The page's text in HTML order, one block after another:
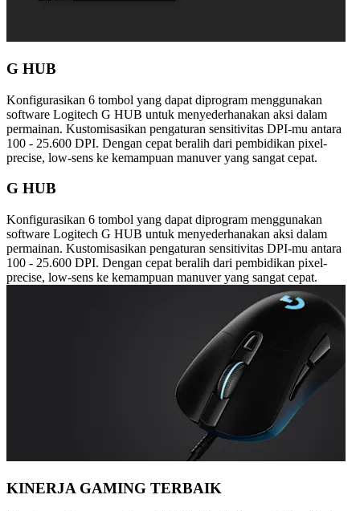
G HUB
Konfigurasikan 6 tombol yang dapat diprogram menggunakan
software Logitech G HUB untuk menyederhanakan aksi dalam
permainan. Kustomisasikan pengaturan sensitivitas DPI-mu antara
100 - 25.600 DPI. Dengan cepat beralih dari pembidikan pixel-
precise, low-sens ke kemampuan manuver yang sangat cepat.
G HUB
Konfigurasikan 6 tombol yang dapat diprogram menggunakan
software Logitech G HUB untuk menyederhanakan aksi dalam
permainan. Kustomisasikan pengaturan sensitivitas DPI-mu antara
100 - 25.600 DPI. Dengan cepat beralih dari pembidikan pixel-
precise, low-sens ke kemampuan manuver yang sangat cepat.
KINERJA GAMING TERBAIK